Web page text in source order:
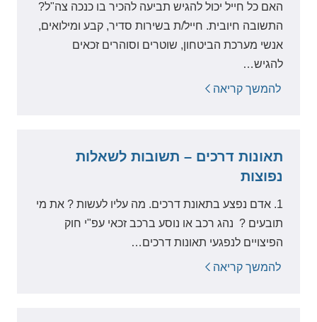
האם כל חייל יכול להגיש תביעה להכיר בו כנכה צה"ל?
התשובה חיובית. חייל/ת בשירות סדיר, קבע ומילואים,
אנשי מערכת הביטחון, שוטרים וסוהרים זכאים
להגיש…
להמשך קריאה
תאונות דרכים – תשובות לשאלות
נפוצות
1. אדם נפצע בתאונת דרכים. מה עליו לעשות ? את מי
תובעים ? נהג רכב או נוסע ברכב זכאי עפ"י חוק
הפיצויים לנפגעי תאונות דרכים…
להמשך קריאה